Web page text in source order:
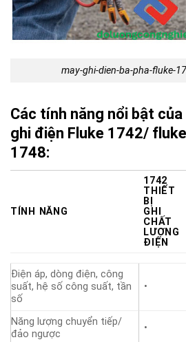
may-ghi-dien-ba-pha-fluke-
Các tính năng nổi bật
ghi điện Fluke 1742/
1748:
TÍNH NĂNG
1742
THIẾT
BỊ
GHI
CHẤT
LƯỢNG
ĐIỆN
Điện áp, dòng điện, công
suất, hệ số công suất, tần
số
•
Năng lượng chuyển tiếp/
đảo ngược
•